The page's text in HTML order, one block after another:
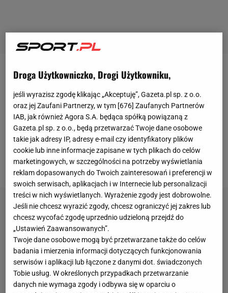
- Widać, że Aryna czuje się dziś doskonale. Pozwala
sobie z każdą piłką na coraz więcej. Włoszka powoli
już zostaje, a liderka rankingu jest coraz szybsza -
mówiła Joanna Sakowicz-Kostecka na początku
drugiego seta w momencie, gdy Sabalenka
prowadziła z Włoszką Jasmine Paolini (36.WTA
6:4 i 3:1 w drugim secie z przełamaniem.
Droga Użytkowniczko, Drogi Użytkowniku,
jeśli wyrazisz zgodę klikając „Akceptuję”, Gazeta.pl sp. z o.o.
oraz jej Zaufani Partnerzy, w tym [676] Zaufanych Partnerów
IAB, jak również Agora S.A. będąca spółką powiązaną z
Gazeta.pl sp. z o.o., będą przetwarzać Twoje dane osobowe
takie jak adresy IP, adresy e-mail czy identyfikatory plików
cookie lub inne informacje zapisane w tych plikach do celów
marketingowych, w szczególności na potrzeby wyświetlania
reklam dopasowanych do Twoich zainteresowań i preferencji w
swoich serwisach, aplikacjach i w Internecie lub personalizacji
treści w nich wyświetlanych. Wyrażenie zgody jest dobrowolne.
Jeśli nie chcesz wyrazić zgody, chcesz ograniczyć jej zakres lub
chcesz wycofać zgodę uprzednio udzieloną przejdź do
„Ustawień Zaawansowanych”.
Twoje dane osobowe mogą być przetwarzane także do celów
badania i mierzenia informacji dotyczących funkcjonowania
serwisów i aplikacji lub łączone z danymi dot. świadczonych
Tobie usług. W określonych przypadkach przetwarzanie
danych nie wymaga zgody i odbywa się w oparciu o